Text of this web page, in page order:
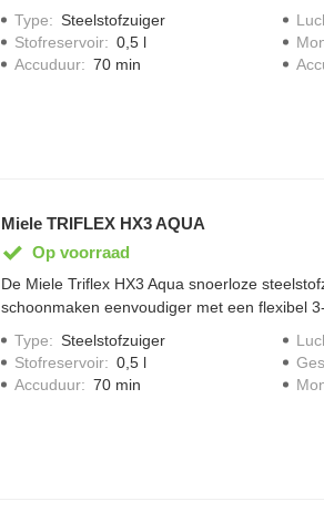
stemt hij het vermogen automatisch af op het
pak je hardnekkig vuil snel aan. BrilliantLight
een grondig resultaat. Het 3-in-1 ontwerp
Type: Steelstofzuiger
Stofreservoir: 0,5 l
Accuduur: 70 min
Miele TRIFLEX HX3 AQUA
Op voorraad
De Miele Triflex HX3 Aqua snoerloze
schoonmaken eenvoudiger met een flexibel
automatisch het vermogen aan op het type
hardnekkig vuil snel aan. Dankzij de
Type: Steelstofzuiger
Stofreservoir: 0,5 l
Accuduur: 70 min